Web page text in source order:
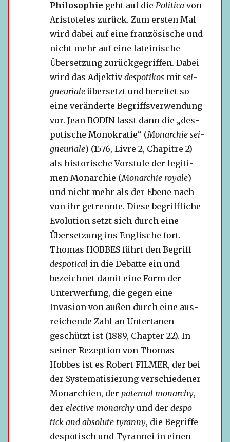
Philosophie geht auf die Politicavon
Aristoteles zurück. Zum ers­ten Mal
wird dabei auf eine fran­zö­si­sche und
nicht mehr auf eine latei­ni­sche
Übersetzung zurück­ge­grif­fen. Dabei
wird das Adjektivdes­po­ti­kos mit sei­
gneu­rialeüber­setzt und berei­tet so
eine ver­än­derte Begriffsverwendung
vor. Jean BODIN fasst dann die „des­
po­ti­sche Monokratie“ (Monarchie sei­
gneu­riale) (1576, Livre 2, Chapitre 2)
als his­to­ri­sche Vorstufe der legi­ti­
men Monarchie (Monarchie royale)
und nicht mehr als der Ebene nach
von ihr getrennte. Diese begriff­li­che
Evolution setzt sich durch eine
Übersetzung ins Englische fort.
Thomas HOBBES führt den Begriff
des­po­ti­cal in die Debatte ein und
bezeich­net damit eine Form der
Unterwerfung, die gegen eine
Invasion von außen durch eine aus­
rei­chende Zahl an Untertanen
geschützt ist (1889, Chapter 22). In
sei­ner Rezeption von Thomas
Hobbes ist es Robert FILMER, der bei
der Systematisierung ver­schie­de­ner
Monarchien, der pater­nal mon­ar­chy,
der elec­tive mon­ar­chyund der des­po­
tick and abso­lute tyranny, die Begriffe
des­po­tisch und Tyrannei in einen